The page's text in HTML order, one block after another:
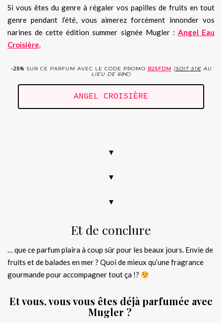
Si vous êtes du genre à régaler vos papilles de fruits en tout
genre pendant l’été, vous aimerez forcément innonder vos
narines de cette édition summer signée Mugler : Angel Eau
Croisière.
-25%SUR CE PARFUM AVEC LE CODE PROMO B25FDM (SOIT 51€AU
LIEU DE 68€)
ANGEL CROISIÈRE
▼
▼
▼
Et de conclure
… que ce parfum plaira à coup sûr pour les beaux jours. Envie de
fruits et de balades en mer ? Quoi de mieux qu’une fragrance
gourmande pour accompagner tout ça !?
Et vous, vous vous êtes déjà parfumée avec
Mugler ?